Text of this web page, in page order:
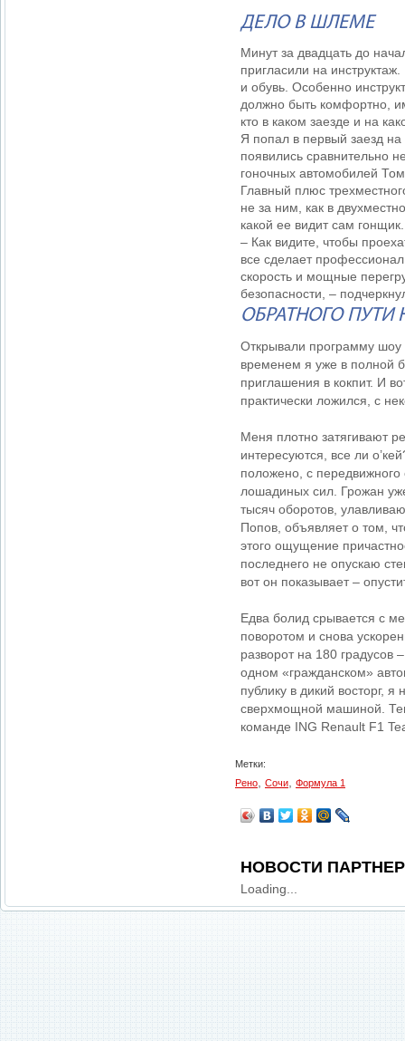
ДЕЛО В ШЛЕМЕ
Минут за двадцать до
пригласили на
и обувь. Особенно
должно быть комфортно,
кто в каком заезде и на
Я попал в первый заезд
появились сравнительно
гоночных автомобилей
Главный плюс
не за ним, как в
какой ее видит сам гонщик.
– Как видите, чтобы
все сделает
скорость и мощные
безопасности, –
ОБРАТНОГО ПУТИ
Открывали программу
временем я уже в полной
приглашения в кокпит. И
практически ложился, с
Меня плотно затягивают
интересуются, все ли
положено, с
лошадиных сил. Грожан
тысяч оборотов,
Попов, объявляет о том,
этого ощущение
последнего не опускаю
вот он показывает –
Едва болид срывается с
поворотом и снова
разворот на 180
одном «гражданском»
публику в дикий восторг,
сверхмощной машиной.
команде ING Renault F1
Метки:
Рено
Сочи Формула 1
НОВОСТИ
Loading...